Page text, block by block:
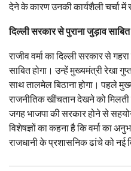
देने के कारण उनकी कार्यशैली चर्चा में
दिल्ली सरकार से पुराना जुड़ाव साबित
राजीव वर्मा का दिल्ली सरकार से
साबित होगा। उन्हें मुख्यमंत्री रेखा
साथ तालमेल बिठाना होगा। पहले
राजनीतिक खींचतान देखने को
जगह भाजपा की सरकार होने से
विशेषज्ञों का कहना है कि वर्मा का
राजधानी के प्रशासनिक ढांचे को नई